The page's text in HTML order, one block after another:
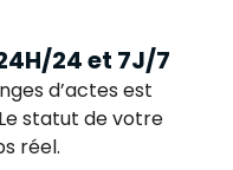
24 et 7J/7
d’actes est
statut de votre
réel.